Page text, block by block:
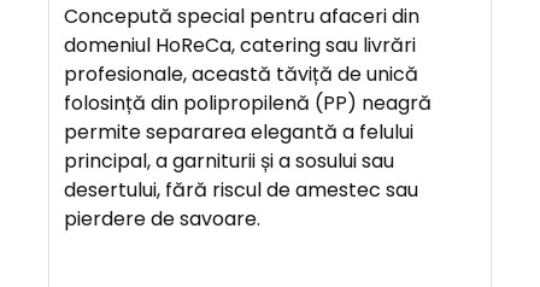
A
V
A
N
T
A
Concepută special pentru afaceri din
domeniul HoReCa, catering sau livrări
profesionale, această tăviță de unică
folosință din polipropilenă (PP) neagră
permite separarea elegantă a felului
principal, a garniturii și a sosului sau
desertului, fără riscul de amestec sau
pierdere de savoare.